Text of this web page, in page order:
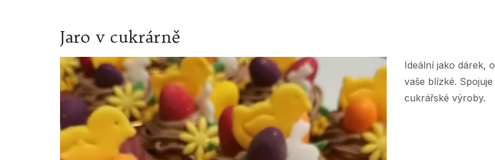
Jaro v cukrárně
Ideální jako dárek,
vaše blízké.
cukrářské výroby.